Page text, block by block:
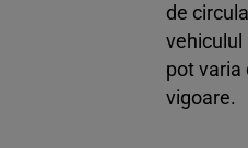
de
vehiculul
pot varia
vigoare.